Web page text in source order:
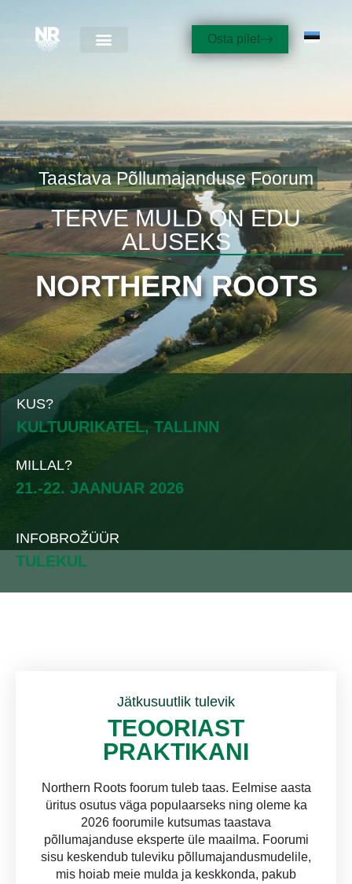
Osta pilet
Taastava Põllumajanduse Foorum
TERVE MULD ON EDU
ALUSEKS
NORTHERN ROOTS
KUS?
KULTUURIKATEL, TALLINN
MILLAL?
21.-22. JAANUAR 2026
INFOBROŽÜÜR
TULEKUL
Jätkusuutlik tulevik
TEOORIAST
PRAKTIKANI
Northern Roots foorum tuleb taas. Eelmise aasta
üritus osutus väga populaarseks ning oleme ka
2026 foorumile kutsumas taastava
põllumajanduse eksperte üle maailma. Foorumi
sisu keskendub tuleviku põllumajandusmudelile,
mis hoiab meie mulda ja keskkonda, pakub